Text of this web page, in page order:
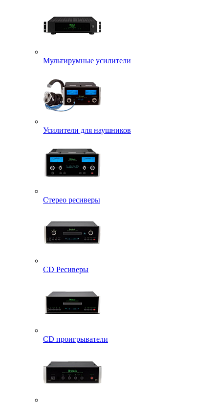
Мультирумные усилители
Усилители для наушников
Стерео ресиверы
CD Ресиверы
CD проигрыватели